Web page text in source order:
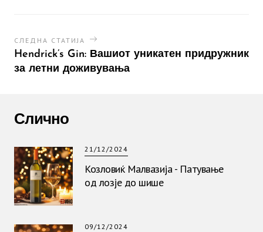
СЛЕДНА СТАТИЈА
Hendrick’s Gin: Вашиот уникатен придружник
за летни доживувања
Слично
21/12/2024
Козловиќ Малвазија - Патување
од лозје до шише
09/12/2024